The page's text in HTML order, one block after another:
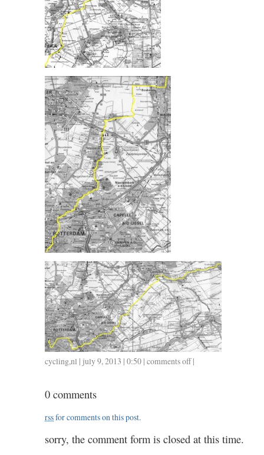
cycling,nl | july 9, 2013 | 0:50 | comments offon
|
0 comments
rssfor comments on this post.
sorry, the comment form is closed at this time.